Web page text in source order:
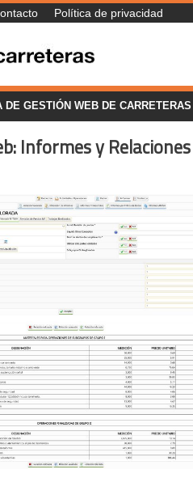
Política de privacidad
DE GESTIÓN WEB DE CARRETERAS
Informes y